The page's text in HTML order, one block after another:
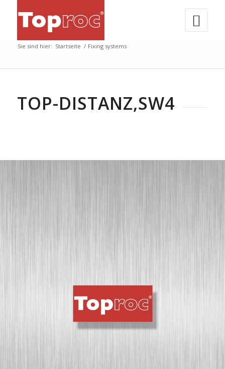
Sie sind hier: Startseite / Fixing systems
TOP-DISTANZ,SW4